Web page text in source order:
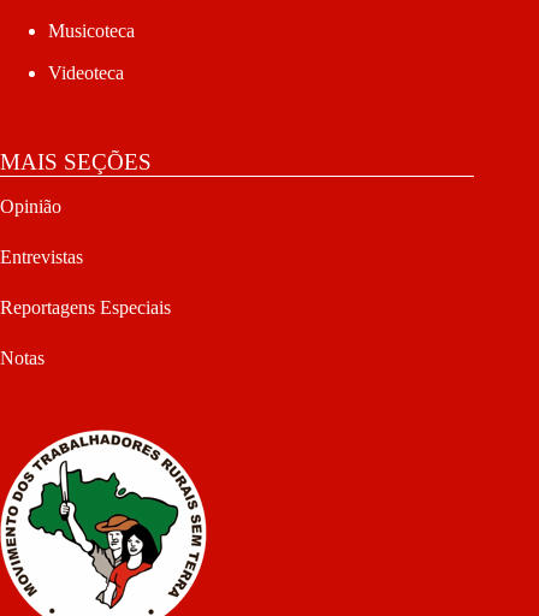
Musicoteca
Videoteca
MAIS SEÇÕES
Opinião
Entrevistas
Reportagens Especiais
Notas